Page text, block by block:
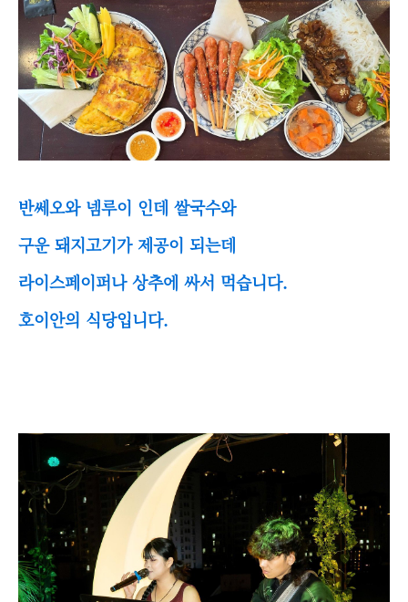
반쎄오와 넴루이 인데 쌀국수와
구운 돼지고기가 제공이 되는데
라이스페이퍼나 상추에 싸서 먹습니다.
호이안의 식당입니다.